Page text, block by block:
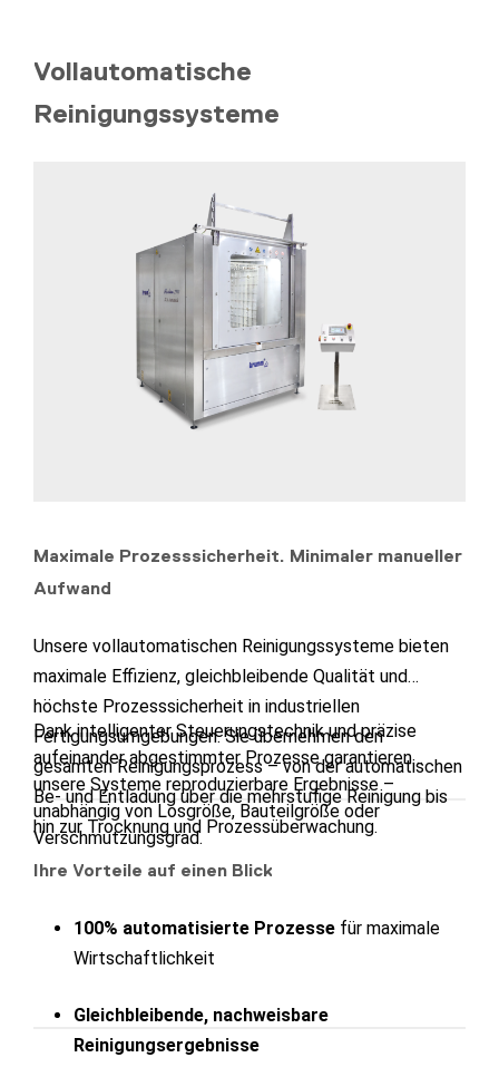
Vollautomatische
Reinigungssysteme
Maximale Prozesssicherheit. Minimaler manueller
Aufwand
Unsere vollautomatischen Reinigungssysteme bieten
maximale Effizienz, gleichbleibende Qualität und
höchste Prozesssicherheit in industriellen
Fertigungsumgebungen. Sie übernehmen den
gesamten Reinigungsprozess – von der automatischen
Be- und Entladung über die mehrstufige Reinigung bis
hin zur Trocknung und Prozessüberwachung.
Dank intelligenter Steuerungstechnik und präzise
aufeinander abgestimmter Prozesse garantieren
unsere Systeme reproduzierbare Ergebnisse –
unabhängig von Losgröße, Bauteilgröße oder
Verschmutzungsgrad.
Ihre Vorteile auf einen Blick
100% automatisierte Prozesse für maximale
Wirtschaftlichkeit
Gleichbleibende, nachweisbare
Reinigungsergebnisse